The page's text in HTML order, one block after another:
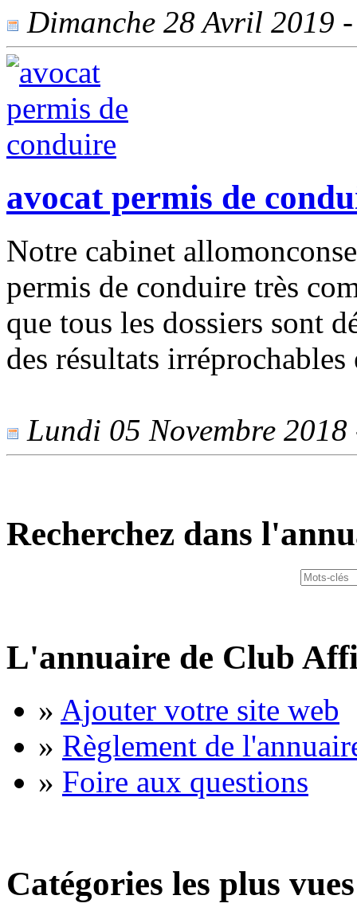
Dimanche 28 Avril 2019
avocat permis de
Notre cabinet
permis de conduire très
que tous les dossiers sont
des résultats
Lundi 05 Novembre
Recherchez dans
L'annuaire de Club
» Ajouter votre site web
» Règlement de
» Foire aux questions
Catégories les plus vues